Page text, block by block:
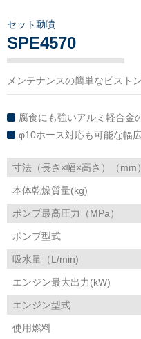
セット動噴
SPE4570
メンテナンスの簡単なピスト
腐食にも強いアルミ軽合金
φ10ホース対応も可能な幅
寸法（長さ×幅×高さ）（mm）
本体乾燥質量(kg)
ポンプ最高圧力（MPa）
ポンプ型式
吸水量（L/min)
エンジン最大出力(kW)
エンジン型式
使用燃料